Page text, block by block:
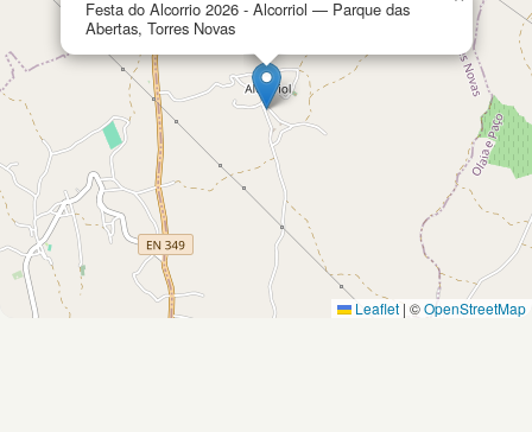
Festa do Alcorrio 2026 - Alcorriol — Parque das
Abertas, Torres Novas
Leaflet | ©OpenStreetMap